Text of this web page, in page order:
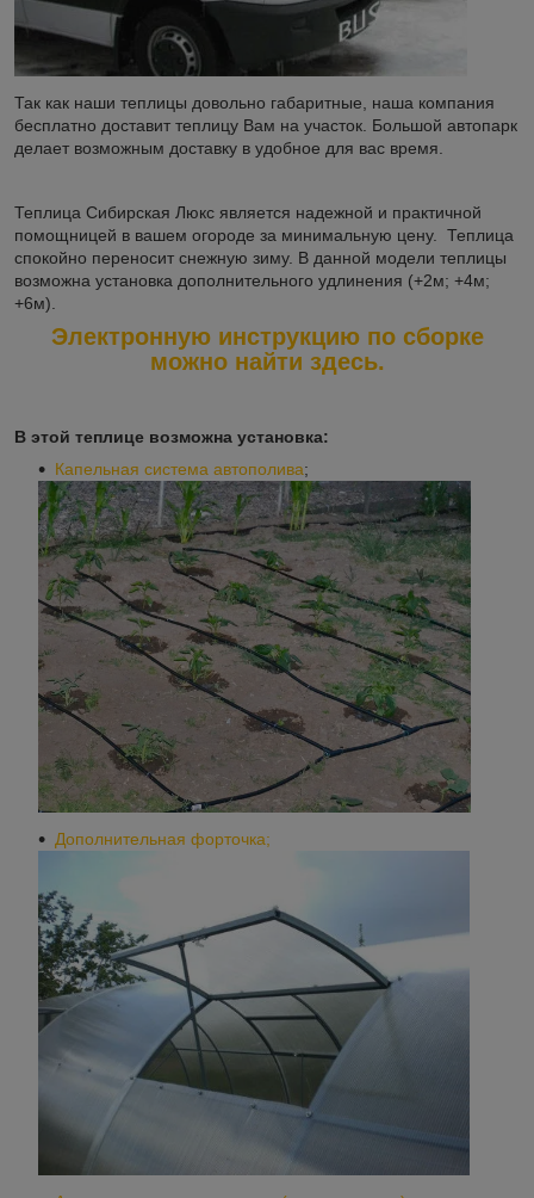
Так как наши теплицы довольно габаритные, наша компания
бесплатно доставит теплицу Вам на участок. Большой автопарк
делает возможным доставку в удобное для вас время.
Теплица Сибирская Люкс является надежной и практичной
помощницей в вашем огороде за минимальную цену. Теплица
спокойно переносит снежную зиму. В данной модели теплицы
возможна установка дополнительного удлинения (+2м; +4м;
+6м).
Электронную инструкцию по сборке
можно найти здесь.
В этой теплице возможна установка:
Капельная система автополива;
Дополнительная форточка;